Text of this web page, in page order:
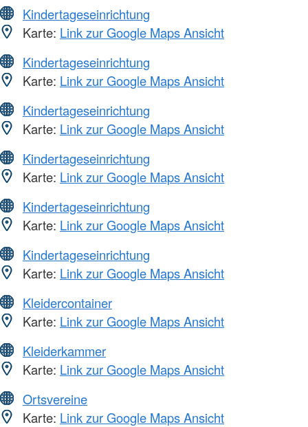
Kindertageseinrichtung
Karte: Link zur Google Maps Ansicht
Kindertageseinrichtung
Karte: Link zur Google Maps Ansicht
Kindertageseinrichtung
Karte: Link zur Google Maps Ansicht
Kindertageseinrichtung
Karte: Link zur Google Maps Ansicht
Kindertageseinrichtung
Karte: Link zur Google Maps Ansicht
Kindertageseinrichtung
Karte: Link zur Google Maps Ansicht
Kleidercontainer
Karte: Link zur Google Maps Ansicht
Kleiderkammer
Karte: Link zur Google Maps Ansicht
Ortsvereine
Karte: Link zur Google Maps Ansicht